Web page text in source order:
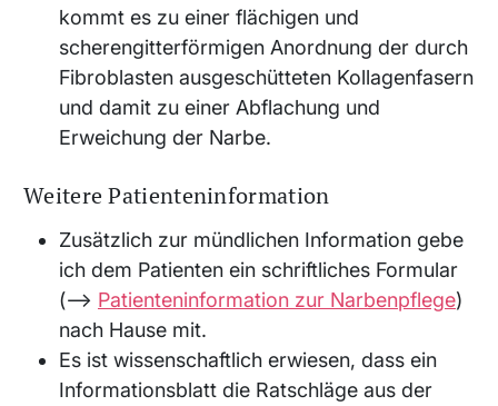
kommt es zu einer flächigen und
scherengitterförmigen Anordnung der durch
Fibroblasten ausgeschütteten Kollagenfasern
und damit zu einer Abflachung und
Erweichung der Narbe.
Weitere Patienteninformation
Zusätzlich zur mündlichen Information gebe
ich dem Patienten ein schriftliches Formular
(⟶ Patienteninformation zur Narbenpflege)
nach Hause mit.
Es ist wissenschaftlich erwiesen, dass ein
Informationsblatt die Ratschläge aus der